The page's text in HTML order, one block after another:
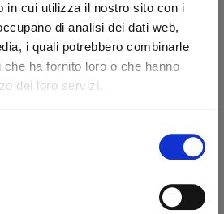
in cui utilizza il nostro sito con i
di analisi dei dati web,
i quali potrebbero combinarle
ha fornito loro o che hanno
dei loro servizi.
di noi
Ottimo
Flores Lizana